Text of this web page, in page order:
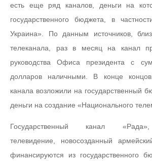
есть еще ряд каналов, деньги на
государственного бюджета, в
Украина». По данным источников,
телеканала, раз в месяц на канал
руководства Офиса президента с
долларов наличными. В конце
канала возложили на государственный
деньги на создание «Национального
Государственный канал
телевидение, новосозданный
финансируются из государственного